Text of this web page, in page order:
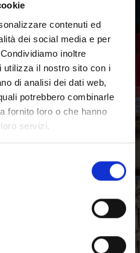
contenuti ed
dei social media e per
inoltre
utilizza il nostro sito con i
di analisi dei dati web,
potrebbero combinarle
fornito loro o che hanno
servizi.
dell’Arte
Civica